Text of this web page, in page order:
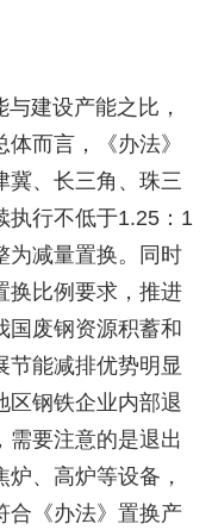
建设产能之比，
而言，《办法》
冀、长三角、珠三
执行不低于1.25：1
为减量置换。同时
换比例要求，推进
国废钢资源积蓄和
节能减排优势明显
区钢铁企业内部退
需要注意的是退出
、高炉等设备，
合《办法》置换产